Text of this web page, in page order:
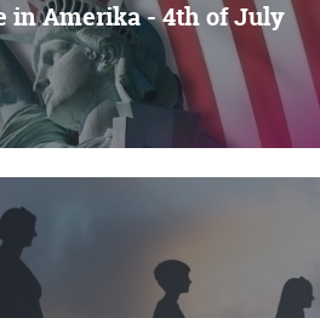
in Amerika - 4th of July